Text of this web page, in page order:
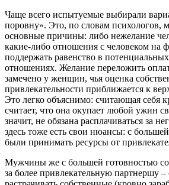
Чаще всего испытуемые выбирали
поровну». Это, по словам психологов,
основные причины: либо нежелание
какие-либо отношения с человеком на
поддержать равенство в
отношениях. Желание переложить
замечено у женщин, чья оценка
привлекательности приближается к
Это легко объяснимо: считающая себя
считает, что она окупает любой ужин
значит, не обязана расплачиваться за
здесь тоже есть свои нюансы: с
были принимать ресурсы от
Мужчины же с большей готовностью
за более привлекательную партнершу